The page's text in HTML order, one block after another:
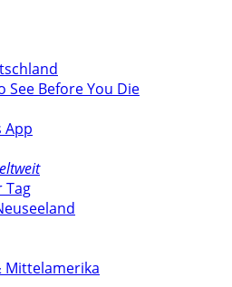
See Before You Die
App
Tag
Mittelamerika